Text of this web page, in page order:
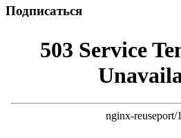
Подписаться